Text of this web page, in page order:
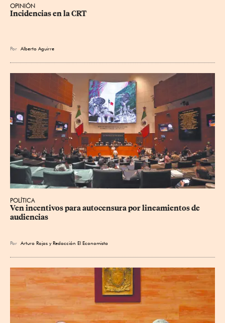
OPINIÓN
Incidencias en la CRT
Por Alberto Aguirre
POLÍTICA
Ven incentivos para autocensura por lineamientos de
audiencias
Por Arturo Rojas yRedacción El Economista